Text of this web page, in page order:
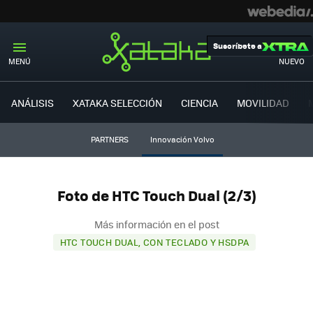
MENÚ NUEVO
Suscríbete a
ANÁLISIS XATAKA SELECCIÓN CIENCIA MOVILIDAD
PARTNERS Innovación Volvo
Foto de HTC Touch Dual (2/3)
Más información en el post
HTC TOUCH DUAL, CON TECLADO Y HSDPA